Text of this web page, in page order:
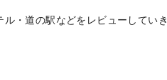
・道の駅などをレビューしていき